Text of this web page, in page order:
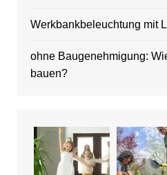
Werkbankbeleuchtung mit
ohne Baugenehmigung:
bauen?